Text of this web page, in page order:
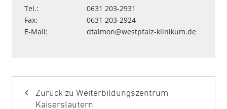
Tel.:
0631 203-2931
Fax:
0631 203-2924
E-Mail:
dtalmon@westpfalz-klinikum.de
Zurück zu Weiterbildungszentrum
Kaiserslautern